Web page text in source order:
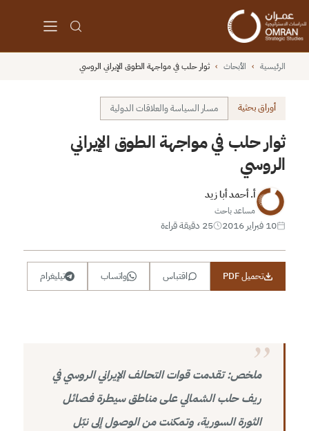
الرئيسية › الأبحاث › ثوار حلب في مواجهة الطوق الإيراني الروسي
أوراق بحثية مسار السياسة والعلاقات الدولية
ثوار حلب في مواجهة الطوق الإيراني
الروسي
أ. أحمد أبا زيد
مساعد باحث
10 فبراير 2016 25 دقيقة قراءة
تحميل PDF اقتباس واتساب تيليغرام
ملخص: تقدمت قوات التحالف الإيراني الروسي في
ريف حلب الشمالي على مناطق سيطرة فصائل
الثورة السورية، وتمكنت من الوصول إلى نبّل